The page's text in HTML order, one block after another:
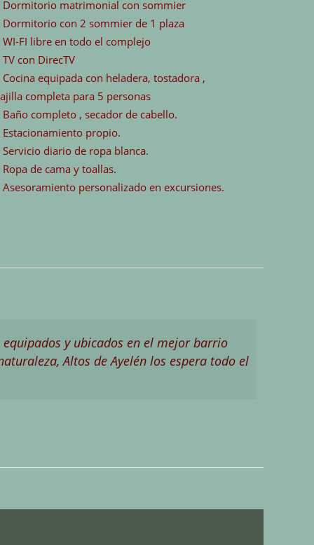
Dormitorio matrimonial con sommier
Dormitorio con 2 sommier de 1 plaza
WI-FI libre en todo el complejo
TV con DirecTV
Cocina equipada con heladera, tostadora ,
completa para 5 personas
Baño completo , secador de cabello.
Estacionamiento propio.
Servicio diario de ropa blanca.
Ropa de cama y toallas.
Asesoramiento personalizado en excursiones.
y ubicados en el mejor barrio
Altos de Ayelén los espera todo el